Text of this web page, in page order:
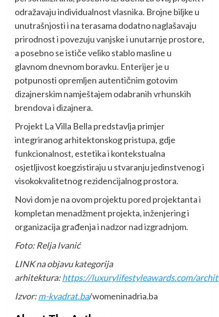
odražavaju individualnost vlasnika. Brojne biljke u
unutrašnjosti i na terasama dodatno naglašavaju
prirodnost i povezuju vanjske i unutarnje prostore,
a posebno se ističe veliko stablo masline u
glavnom dnevnom boravku. Enterijer je u
potpunosti opremljen autentičnim gotovim
dizajnerskim namještajem odabranih vrhunskih
brendova i dizajnera.
Projekt La Villa Bella predstavlja primjer
integriranog arhitektonskog pristupa, gdje
funkcionalnost, estetika i kontekstualna
osjetljivost koegzistiraju u stvaranju jedinstvenog i
visokokvalitetnog rezidencijalnog prostora.
Novi dom je na ovom projektu pored projektanta i
kompletan menadžment projekta, inženjering i
organizacija građenja i nadzor nad izgradnjom.
Foto: Relja Ivanić
LINK na objavu kategorija
arhitektura:https://luxurylifestyleawards.com/
Izvor:m-kvadrat.ba/womeninadria.ba